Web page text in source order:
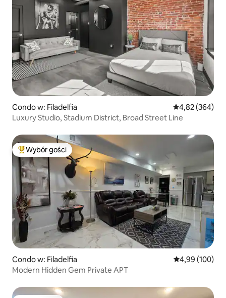
Condo w: Filadelfia Średnia
4,82 (364)
Luxury Studio, Stadium District, Broad Street Line
Najpopularniejsze z kategorii Wybór gości
Wybór gości
Condo w: Filadelfia Średnia
4,99 (100)
Modern Hidden Gem Private APT